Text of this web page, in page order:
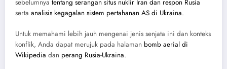
sebelumnya tentang serangan situs nuklir Iran dan respon Rusia
serta analisis kegagalan sistem pertahanan AS di Ukraina.
Untuk memahami lebih jauh mengenai jenis senjata ini dan konteks
konflik, Anda dapat merujuk pada halaman bomb aerial di
Wikipedia dan perang Rusia-Ukraina.